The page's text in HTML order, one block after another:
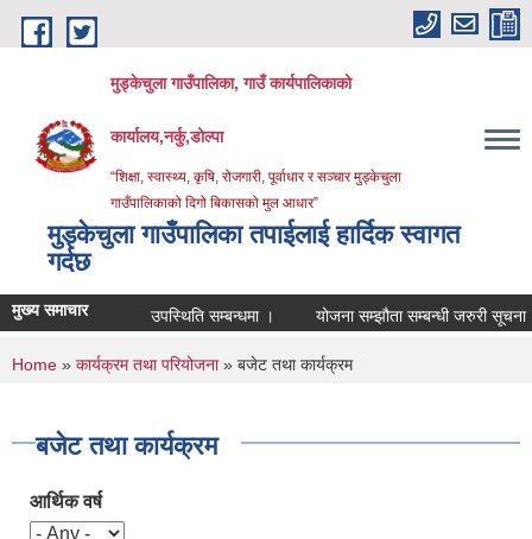
Skip to main content
मुड्केचुला गाउँपालिका, गाउँ कार्यपालिकाको
कार्यालय,नर्कु,डोल्पा
“शिक्षा, स्वास्थ्य, कृषि, रोजगारी, पूर्वाधार र सञ्चार मुड्केचुला
गाउँपालिकाको दिगो बिकासको मुल आधार”
मुड्केचुला गाउँपालिका तपाईलाई हार्दिक स्वागत
गर्दछ
मुख्य समाचार उपस्थिति सम्बन्धमा । योजना सम्झौता सम्बन्धी जरुरी सूचना ।
You are here
Home » कार्यक्रम तथा परियोजना» बजेट तथा कार्यक्रम
बजेट तथा कार्यक्रम
आर्थिक वर्ष